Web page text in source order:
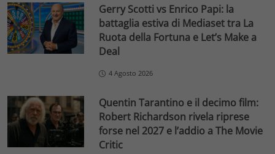
Gerry Scotti vs Enrico Papi: la
battaglia estiva di Mediaset tra La
Ruota della Fortuna e Let’s Make a
Deal
4 Agosto 2026
Quentin Tarantino e il decimo film:
Robert Richardson rivela riprese
forse nel 2027 e l’addio a The Movie
Critic